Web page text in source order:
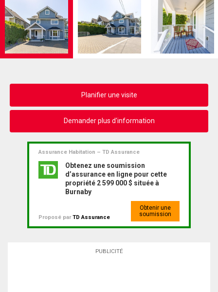
Planifier une visite
Demander plus d'information
Assurance Habitation – TD Assurance
Obtenez une soumission
d’assurance en ligne pour cette
propriété 2 599 000 $ située à
Burnaby
Proposé parTD Assurance
Obtenir une
soumission
PUBLICITÉ